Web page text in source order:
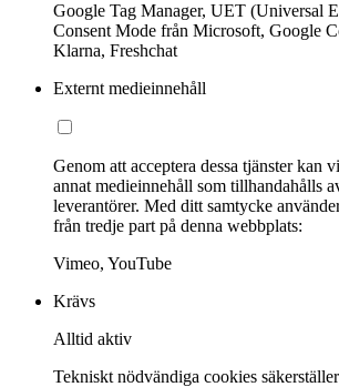
Google Tag Manager, UET (Universal
Consent Mode från Microsoft, Google
Klarna, Freshchat
Externt medieinnehåll
Genom att acceptera dessa tjänster kan
annat medieinnehåll som tillhandahålls
leverantörer. Med ditt samtycke
från tredje part på denna webbplats:
Vimeo, YouTube
Krävs
Alltid aktiv
Tekniskt nödvändiga cookies